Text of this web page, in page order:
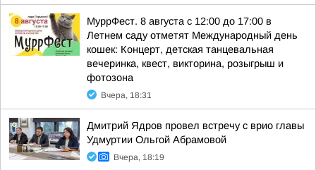
МуррФест. 8 августа с 12:00 до 17:00 в
Летнем саду отметят Международный день
кошек: Концерт, детская танцевальная
вечеринка, квест, викторина, розыгрыш и
фотозона
Вчера, 18:31
Дмитрий Ядров провел встречу с врио главы
Удмуртии Ольгой Абрамовой
Вчера, 18:19